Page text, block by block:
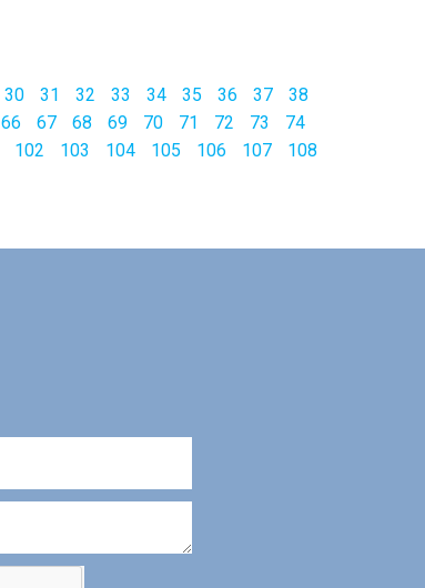
30 31 32 33 34 35 36 37
38
66 67 68 69 70 71 72 73
74
102 103 104 105 106 107
108